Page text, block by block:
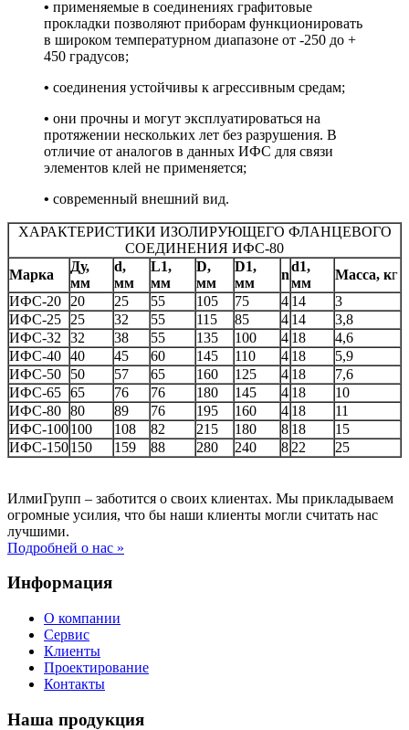
• применяемые в соединениях графитовые
прокладки позволяют приборам функционировать
в широком температурном диапазоне от -250 до +
450 градусов;
• соединения устойчивы к агрессивным средам;
• они прочны и могут эксплуатироваться на
протяжении нескольких лет без разрушения. В
отличие от аналогов в данных ИФС для связи
элементов клей не применяется;
• современный внешний вид.
ХАРАКТЕРИСТИКИ ИЗОЛИРУЮЩЕГО ФЛАНЦЕВОГО
СОЕДИНЕНИЯ ИФС-80
Марка
Ду,
мм
d,
мм
L1,
мм
D,
мм
D1,
мм
n
d1,
мм
Масса, кг
ИФС-20
20 25 55 105 75 4 14
3
ИФС-25
25 32 55 115 85 4 14
3,8
ИФС-32
32 38 55 135 100 4 18
4,6
ИФС-40 40 45 60 145 110 4 18
5,9
ИФС-50
50 57 65 160 125 4 18
7,6
ИФС-65 65 76 76 180 145 4 18
10
ИФС-80 80 89 76 195 160 4 18
11
ИФС-100100 108 82 215 180 8 18
15
ИФС-150150 159 88 280 240 8 22 25
ИлмиГрупп – заботится о своих клиентах. Мы прикладываем
огромные усилия, что бы наши клиенты могли считать нас
лучшими.
Подробней о нас »
Информация
О компании
Сервис
Клиенты
Проектирование
Контакты
Наша продукция